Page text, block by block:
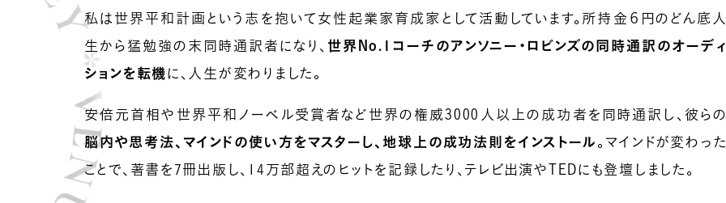
私は世界平和計画という志を抱いて女性起業家育成家として活動しています。所持金６円のどん底
生から猛勉強の末同時通訳者になり、 世界No.1コーチのアンソニー・ロビンズの同時通訳のオーデ
ションを転機に、人生が変わりました。
安倍元首相や世界平和ノーベル受賞者など世界の権威3000人以上の成功者を同時通訳し、彼ら
脳内や思考法、マインドの使い方をマスターし、地球上の成功法則をインストール 。マインドが変わっ
ことで、著書を7冊出版し、14万部超えのヒットを記録したり、テレビ出演やTEDにも登壇しました。